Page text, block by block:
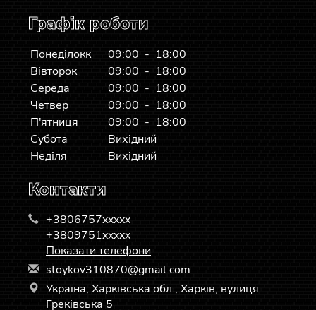
Графік роботи
Понеділокк
09:00 - 18:00
Вівторок
09:00 - 18:00
Середа
09:00 - 18:00
Четвер
09:00 - 18:00
П'ятниця
09:00 - 18:00
Субота
Вихідний
Неділя
Вихідний
Контакти
+3806757xxxxx
+3809751xxxxx
Показати телефони
stoykov310870@gmail.com
Україна, Харківська обл., Харків, вулиця
Греківська 5